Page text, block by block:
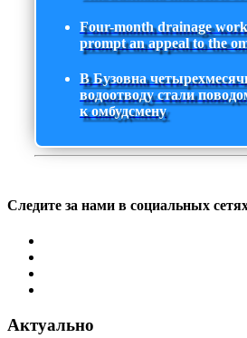
Four-month drainage
prompt an appeal to the
В Бузовна
водоотводу стали
к омбудсмену
Следите за нами в социальных
Актуально